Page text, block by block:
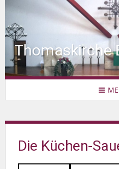
Thomaskirche
Die Küchen-